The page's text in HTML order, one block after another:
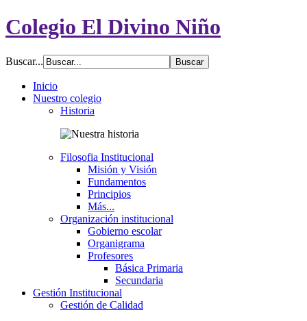
Colegio El Divino Niño
Buscar...
Inicio
Nuestro colegio
Historia
Filosofia Institucional
Misión y Visión
Fundamentos
Principios
Más...
Organización institucional
Gobierno escolar
Organigrama
Profesores
Básica Primaria
Secundaria
Gestión Institucional
Gestión de Calidad